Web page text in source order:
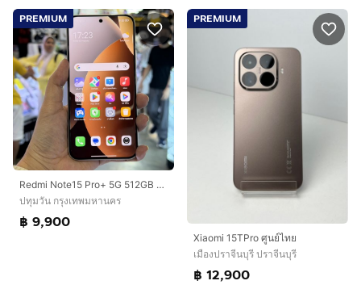
PREMIUM
Redmi Note15 Pro+ 5G 512GB สีน้ำตาล(Mocha Brown) เครื่องศูนย์ สภาพสวยมากๆ จอ6.83นิ้ว แรม12รอม512 Snap7s Gen4 กล้อง200ล้าน ประกันศูนย์ยาวๆ🩷🩷
ปทุมวัน กรุงเทพมหานคร
฿ 9,900
PREMIUM
Xiaomi 15TPro ศูนย์ไทย
เมืองปราจีนบุรี ปราจีนบุรี
฿ 12,900